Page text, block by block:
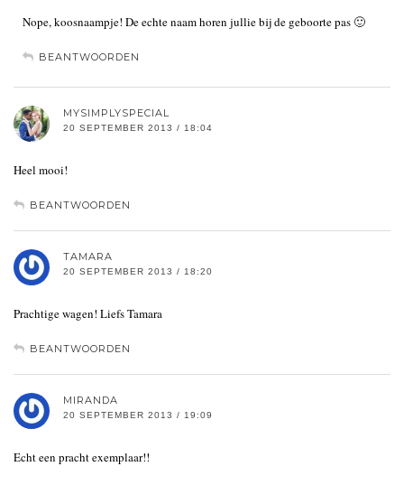
Nope, koosnaampje! De echte naam horen jullie bij de geboorte pas 🙂
BEANTWOORDEN
MYSIMPLYSPECIAL
20 SEPTEMBER 2013 / 18:04
Heel mooi!
BEANTWOORDEN
TAMARA
20 SEPTEMBER 2013 / 18:20
Prachtige wagen! Liefs Tamara
BEANTWOORDEN
MIRANDA
20 SEPTEMBER 2013 / 19:09
Echt een pracht exemplaar!!